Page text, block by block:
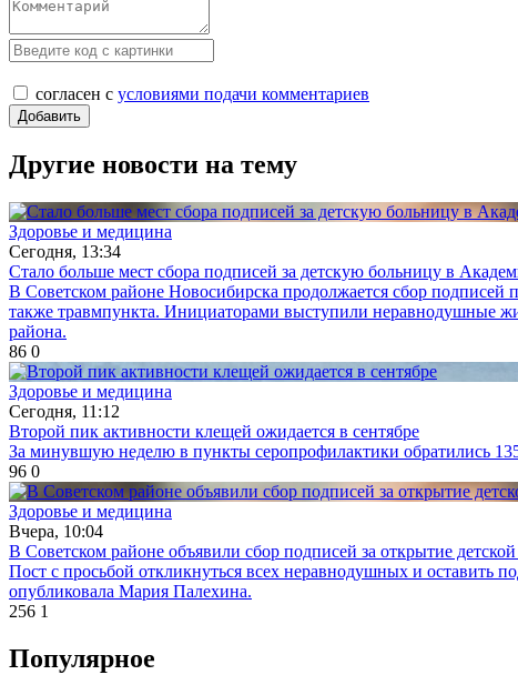
согласен с условиями подачи комментариев
Другие новости на тему
Здоровье и медицина
Сегодня, 13:34
Стало больше мест сбора подписей за детскую больницу в
В Советском районе Новосибирска продолжается сбор подписей
также травмпункта. Инициаторами выступили неравнодушные
района.
86 0
Здоровье и медицина
Сегодня, 11:12
Второй пик активности клещей ожидается в сентябре
За минувшую неделю в пункты серопрофилактики обратились
96 0
Здоровье и медицина
Вчера, 10:04
В Советском районе объявили сбор подписей за открытие
Пост с просьбой откликнуться всех неравнодушных и оставить
опубликовала Мария Палехина.
256 1
Популярное